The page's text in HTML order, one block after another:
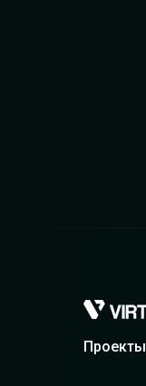
Проекты